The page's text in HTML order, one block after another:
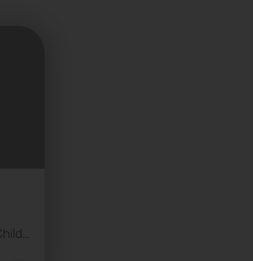
EDUKA – Where Wellbeing Thrives and Every Child Strives